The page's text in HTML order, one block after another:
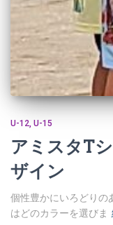
U-12 U-15
アミスタT
ザイン
個性豊かにいろどりの
はどのカラーを選びま